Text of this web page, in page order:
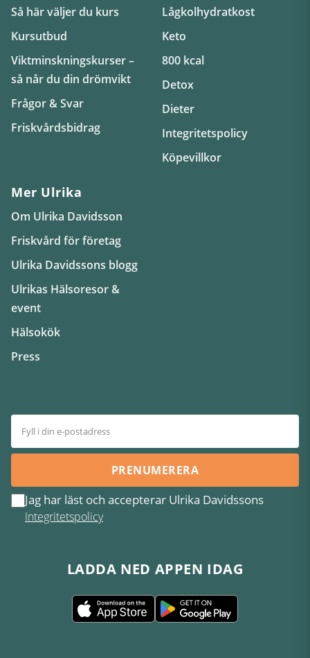
Så här väljer du kurs
Kursutbud
Viktminskningskurser –
så når du din drömvikt
Frågor & Svar
Friskvårdsbidrag
Lågkolhydratkost
Keto
800 kcal
Detox
Dieter
Integritetspolicy
Köpevillkor
Mer Ulrika
Om Ulrika Davidsson
Friskvård för företag
Ulrika Davidssons blogg
Ulrikas Hälsoresor &
event
Hälsokök
Press
PRENUMERERA
Jag har läst och accepterar Ulrika Davidssons
Integritetspolicy
LADDA NED APPEN IDAG